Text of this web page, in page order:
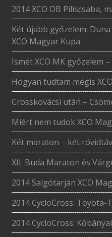
2014 XCO OB Piliscsaba,
Két újabb győzelem:
XCO Magyar Kupa
Ismét XCO MK győzelem
Hogyan tudtam mégis
Crosskovácsi után –
Miért nem tudok XCO
Két maraton – két
XII. Buda Maraton és
2014 Salgótarján XCO
2014 CycloCross: Toyota-
2014 CycloCross: